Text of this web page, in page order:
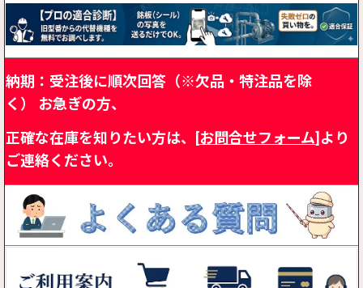
納期：受注後に順次回答（※欠品・特注品を除
く）
お急ぎの方、
正確な在庫を知りたい方は、[お問合せフォーム]より
ご連絡ください。